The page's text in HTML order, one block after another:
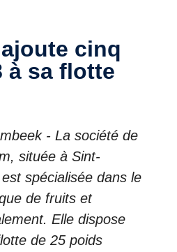
à sa flotte
- La société de
située à Sint-
spécialisée dans le
de fruits et
Elle dispose
de 25 poids